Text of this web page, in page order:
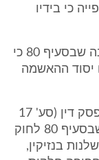
כי בידיו
בעניין דבש נקבע לגבי החלופה הראשונה שבסעיף 80 כי
יסוד ההאשמה
עוד הובהר ע"י כב' השופט חשין באותו פסק דין (סע' 17
לחוות דעתו) כי "אכן, העילה הראשונה שבסעיף 80 לחוק
בנזיקין,